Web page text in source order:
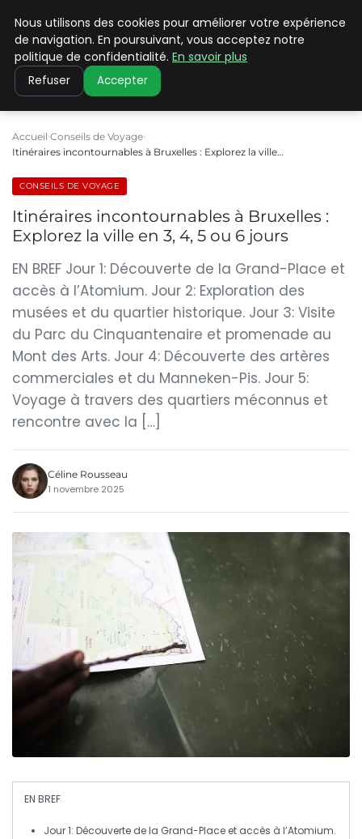
PILAT PATRIMOINES
Accueil Conseils de Voyage
Itinéraires incontournables à Bruxelles : Explorez la ville…
CONSEILS DE VOYAGE
Itinéraires incontournables à Bruxelles :
Explorez la ville en 3, 4, 5 ou 6 jours
EN BREF Jour 1: Découverte de la Grand-Place et
accès à l’Atomium. Jour 2: Exploration des
musées et du quartier historique. Jour 3: Visite
du Parc du Cinquantenaire et promenade au
Mont des Arts. Jour 4: Découverte des artères
commerciales et du Manneken-Pis. Jour 5:
Voyage à travers des quartiers méconnus et
rencontre avec la […]
Céline Rousseau
1 novembre 2025
EN BREF
Jour 1: Découverte de la Grand-Place et accès à l’Atomium.
Nous utilisons des cookies pour améliorer votre expérience
de navigation. En poursuivant, vous acceptez notre
politique de confidentialité. En savoir plus
Refuser Accepter